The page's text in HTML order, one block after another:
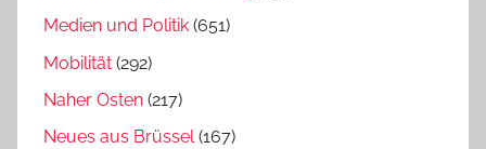
Medien und Politik (651)
Mobilität (292)
Naher Osten (217)
Neues aus Brüssel(167)